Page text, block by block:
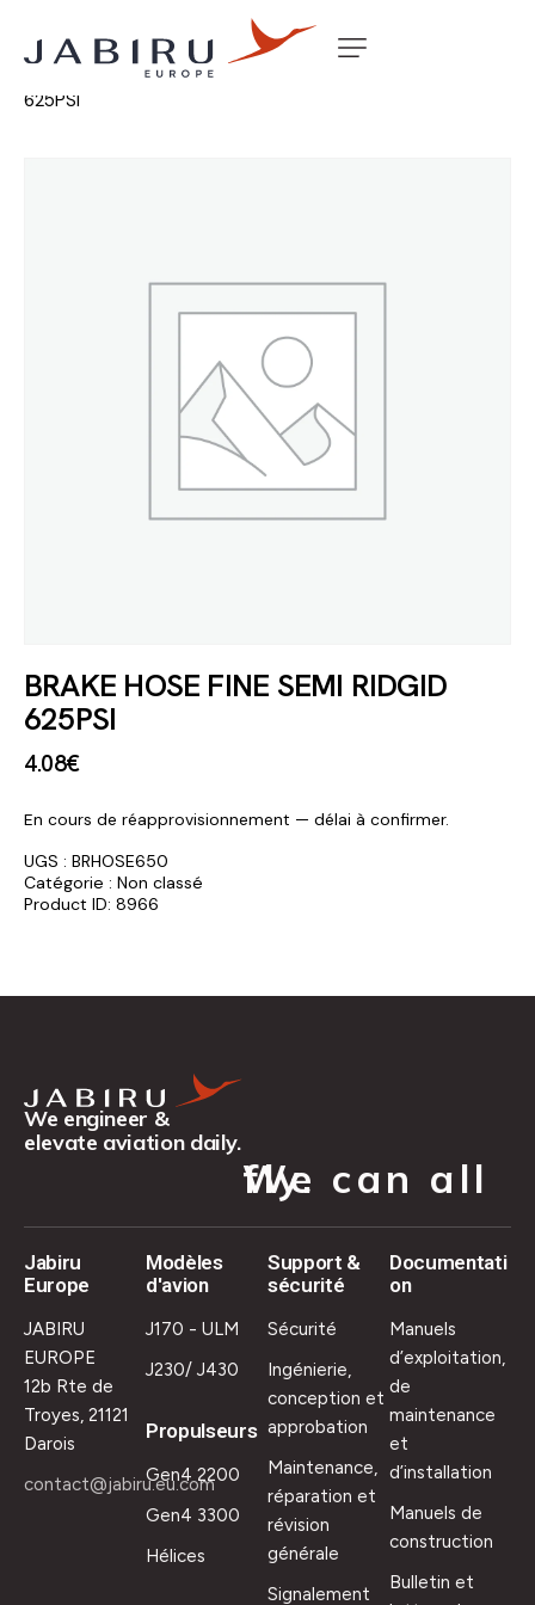
Accueil Non classé
625PSI
BRAKE HOSE FINE SEMI RIDGID
625PSI
4.08€
En cours de réapprovisionnement — délai à confirmer.
UGS : BRHOSE650
Catégorie : Non classé
Product ID: 8966
We engineer &
elevate aviation daily.
We can all fly.
Jabiru
Europe
JABIRU
EUROPE
12b Rte de
Troyes, 21121
Darois
contact@jabiru.eu.com
Modèles
d'avion
J170 - ULM
J230/ J430
Propulseurs
Gen4 2200
Gen4 3300
Hélices
Support &
sécurité
Sécurité
Ingénierie,
conception et
approbation
Maintenance,
réparation et
révision
générale
Signalement
Documentati
on
Manuels
d’exploitation,
de
maintenance
et
d’installation
Manuels de
construction
Bulletin et